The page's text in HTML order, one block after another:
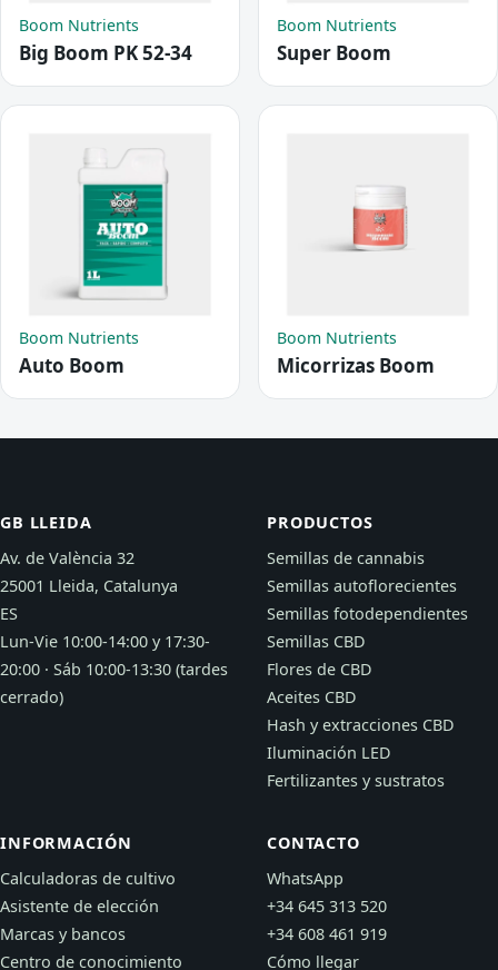
Boom Nutrients
Big Boom PK 52-34
Boom Nutrients
Super Boom
Boom Nutrients
Auto Boom
Boom Nutrients
Micorrizas Boom
GB LLEIDA
Av. de València 32
25001 Lleida, Catalunya
ES
Lun-Vie 10:00-14:00 y 17:30-
20:00 · Sáb 10:00-13:30 (tardes
cerrado)
PRODUCTOS
Semillas de cannabis
Semillas autoflorecientes
Semillas fotodependientes
Semillas CBD
Flores de CBD
Aceites CBD
Hash y extracciones CBD
Iluminación LED
Fertilizantes y sustratos
INFORMACIÓN
Calculadoras de cultivo
Asistente de elección
Marcas y bancos
Centro de conocimiento
CONTACTO
WhatsApp
+34 645 313 520
+34 608 461 919
Cómo llegar